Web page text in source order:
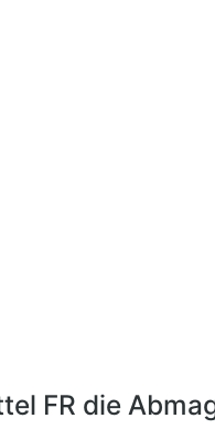
FR die